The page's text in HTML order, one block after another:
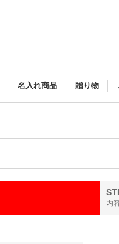
名入れ商品 贈り物
内